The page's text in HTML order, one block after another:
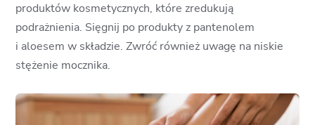
produktów kosmetycznych, które zredukują
podrażnienia. Sięgnij po produkty z pantenolem
i aloesem w składzie. Zwróć również uwagę na niskie
stężenie mocznika.